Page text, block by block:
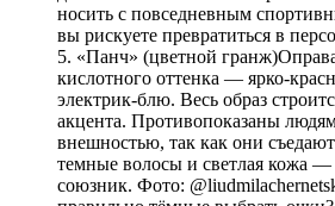
носить с повседневным
вы рискуете превратиться в
5. «Панч» (цветной
кислотного оттенка — ярко-
электрик-блю. Весь образ
акцента. Противопоказаны
внешностью, так как они
темные волосы и светлая кожа
союзник. Фото: